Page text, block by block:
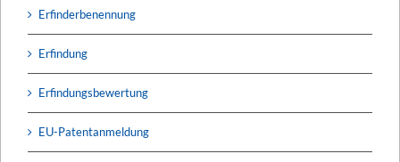
Erfinderbenennung
Erfindung
Erfindungsbewertung
EU-Patentanmeldung